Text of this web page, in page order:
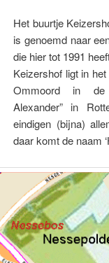
Het buurtje
is genoemd naar
die hier tot 1991
Keizershof ligt in
Ommoord in de
Alexander” in
eindigen (bijna)
daar komt de naam